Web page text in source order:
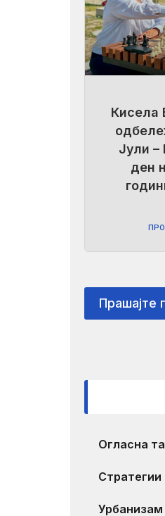
Кисела
Јули –
ден
Прашајте
Огласна
Стратегии
Урбанизам